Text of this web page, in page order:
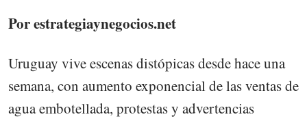
Por estrategiaynegocios.net
Uruguay vive escenas distópicas desde hace una
semana, con aumento exponencial de las ventas de
agua embotellada, protestas y advertencias